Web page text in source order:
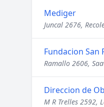
Mediger
Juncal 2676,
Fundacion San
Ramallo 2606,
Direccion de
M R Trelles 2592,